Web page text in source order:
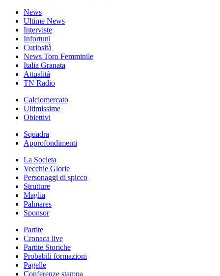
News
Ultime News
Interviste
Infortuni
Curiosità
News Toro Femminile
Italia Granata
Attualità
TN Radio
Calciomercato
Ultimissime
Obiettivi
Squadra
Approfondimenti
La Societa
Vecchie Glorie
Personaggi di spicco
Strutture
Maglia
Palmares
Sponsor
Partite
Cronaca live
Partite Storiche
Probabili formazioni
Pagelle
Conferenze stampa